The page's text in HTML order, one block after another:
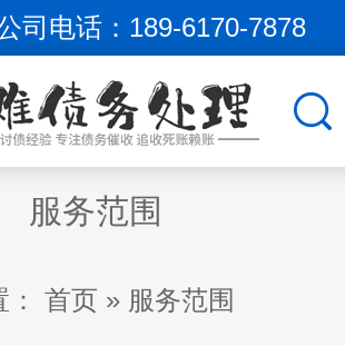
司电话： 189-6170-7878
服务范围
首页 » 服务范围